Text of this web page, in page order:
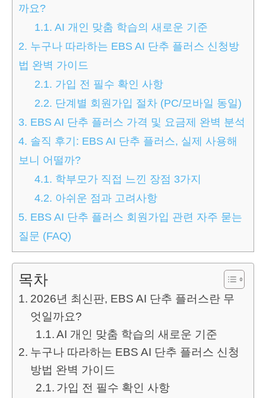
까요?
1.1. AI 개인 맞춤 학습의 새로운 기준
2. 누구나 따라하는 EBS AI 단추 플러스 신청방
법 완벽 가이드
2.1. 가입 전 필수 확인 사항
2.2. 단계별 회원가입 절차 (PC/모바일 동일)
3. EBS AI 단추 플러스 가격 및 요금제 완벽 분석
4. 솔직 후기: EBS AI 단추 플러스, 실제 사용해
보니 어떨까?
4.1. 학부모가 직접 느낀 장점 3가지
4.2. 아쉬운 점과 고려사항
5. EBS AI 단추 플러스 회원가입 관련 자주 묻는
질문 (FAQ)
목차
2026년 최신판, EBS AI 단추 플러스란 무
엇일까요?
AI 개인 맞춤 학습의 새로운 기준
누구나 따라하는 EBS AI 단추 플러스 신청
방법 완벽 가이드
가입 전 필수 확인 사항